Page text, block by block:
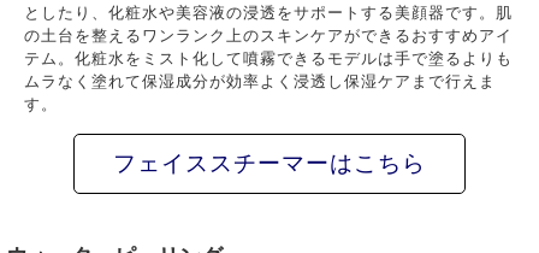
としたり、化粧水や美容液の浸透をサポートする美顔器です。肌
の土台を整えるワンランク上のスキンケアができるおすすめアイ
テム。化粧水をミスト化して噴霧できるモデルは手で塗るよりも
ムラなく塗れて保湿成分が効率よく浸透し保湿ケアまで行えま
す。
フェイススチーマーはこちら